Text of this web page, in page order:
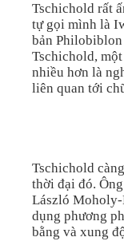
Tschichold rất
tự gọi mình là
bản
Tschichold,
nhiều hơn là
liên quan tới
Tschichold
thời đại đó.
László Moholy-
dụng phương
bằng và xung